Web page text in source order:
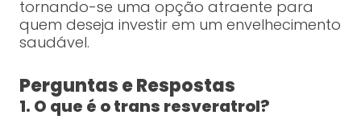
tornando-se uma opção atraente para
quem deseja investir em um envelhecimento
saudável.
Perguntas e Respostas
1. O que é o trans resveratrol?